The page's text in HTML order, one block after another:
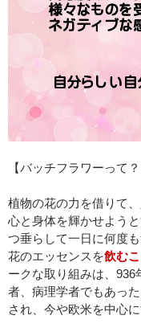
【バッチフラワーって？
植物の花の力を借りて
心と身体を輝かせよう
つ垂らして一日に何度も
花のエッセンスを飲む
ークな取り組みは、
者、病理学者でもあっ
され、今や欧米を中心